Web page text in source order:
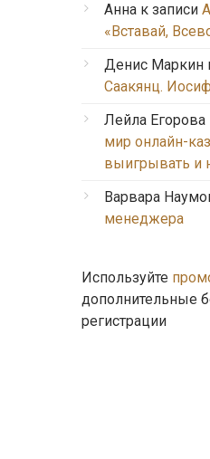
Анна к записи
«Вставай,
Денис Маркин
Саакянц.
Лейла Егорова
мир онлайн-
выигрывать и
Варвара
менеджера
Используйте
дополнительные
регистрации